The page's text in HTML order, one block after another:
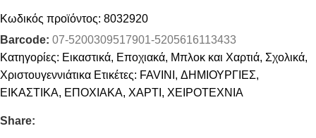
Κωδικός προϊόντος: 8032920
Barcode: 07-5200309517901-5205616113433
Κατηγορίες: Εικαστικά, Εποχιακά, Μπλοκ και Χαρτιά, Σχολικά,
Χριστουγεννιάτικα Ετικέτες: FAVINI , ΔΗΜΙΟΥΡΓΙΕΣ,
ΕΙΚΑΣΤΙΚΑ, ΕΠΟΧΙΑΚΑ, ΧΑΡΤΙ , ΧΕΙΡΟΤΕΧΝΙΑ
Share: